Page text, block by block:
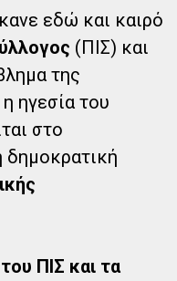
εδώ και καιρό
(ΠΙΣ) και
της
η ηγεσία του
στο
δημοκρατική
ΠΙΣ και τα